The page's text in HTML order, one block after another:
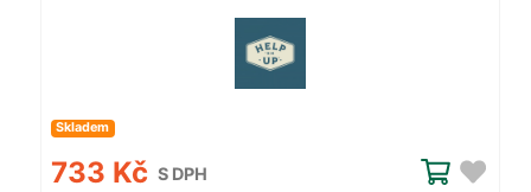
Skladem
733 Kč S DPH